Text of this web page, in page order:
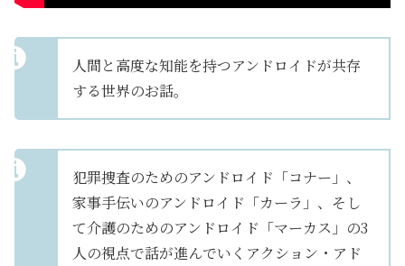
人間と高度な知能を持つアンドロイドが共存
する世界のお話。
犯罪捜査のためのアンドロイド「コナー」、
家事手伝いのアンドロイド「カーラ」、そし
て介護のためのアンドロイド「マーカス」の3
人の視点で話が進んでいくアクション・アド